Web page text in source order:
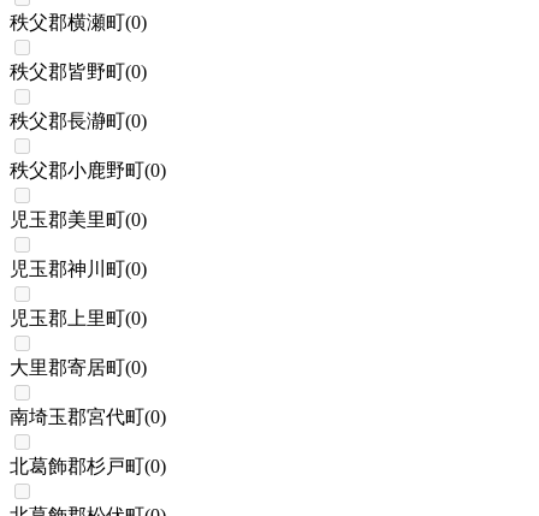
秩父郡横瀬町(0)
秩父郡皆野町(0)
秩父郡長瀞町(0)
秩父郡小鹿野町(0)
児玉郡美里町(0)
児玉郡神川町(0)
児玉郡上里町(0)
大里郡寄居町(0)
南埼玉郡宮代町(0)
北葛飾郡杉戸町(0)